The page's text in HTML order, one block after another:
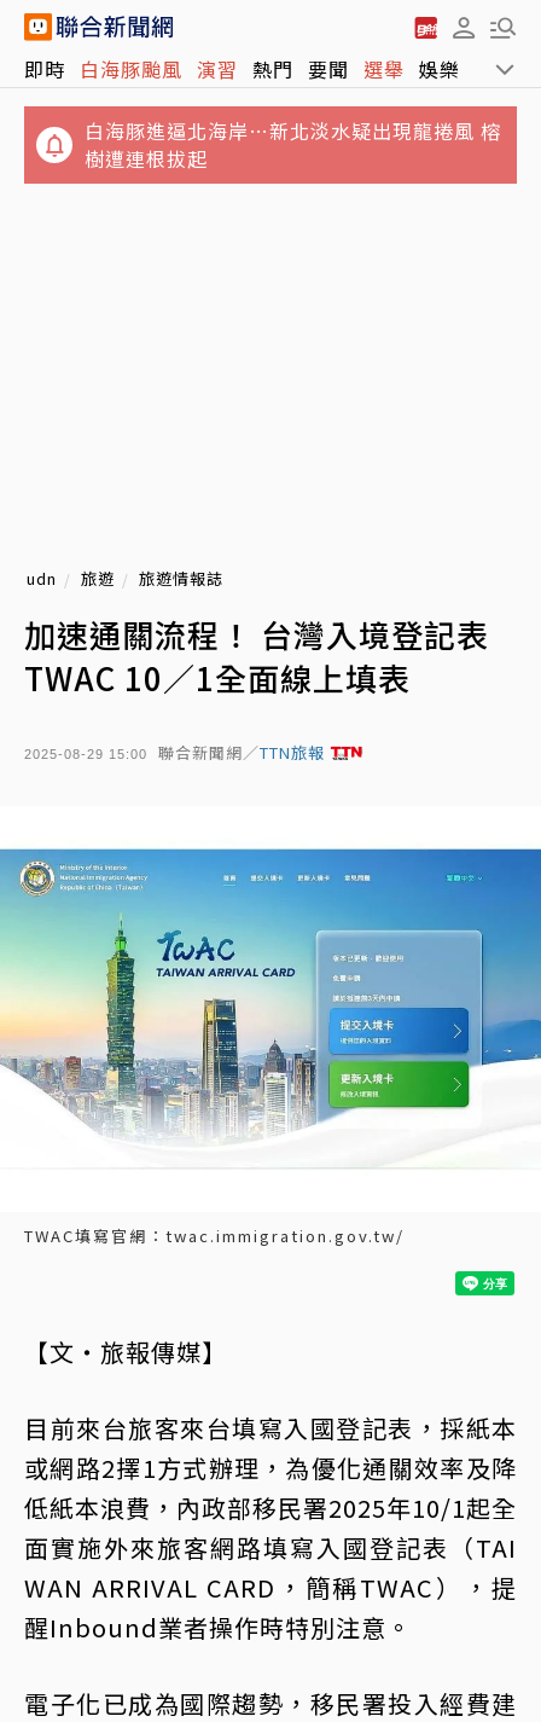
即時 白海豚颱風 演習 熱門 要聞 選舉 娛樂 運動
白海豚進逼北海岸…新北淡水疑出現龍捲風 榕
樹遭連根拔起
udn 旅遊 旅遊情報誌
加速通關流程！ 台灣入境登記表
TWAC 10／1全面線上填表
2025-08-29 15:00 聯合新聞網／TTN旅報
TWAC填寫官網：twac.immigration.gov.tw/
【文・旅報傳媒】
目前來台旅客來台填寫入國登記表，採紙本
或網路2擇1方式辦理，為優化通關效率及降
低紙本浪費，內政部移民署2025年10/1起全
面實施外來旅客網路填寫入國登記表（TAI
WAN ARRIVAL CARD，簡稱TWAC），提
醒Inbound業者操作時特別注意。
電子化已成為國際趨勢，移民署投入經費建